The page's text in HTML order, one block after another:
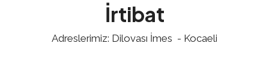
İrtibat
Adreslerimiz: Dilovası İmes - Kocaeli